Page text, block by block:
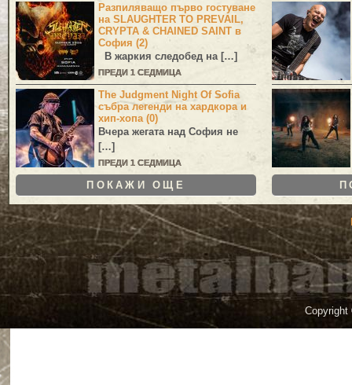
Разпиляващо първо гостуване
на SLAUGHTER TO PREVAIL,
CRYPTA & CHAINED SAINT в
София (2)
В жаркия следобед на […]
ПРЕДИ 1 СЕДМИЦА
The Judgment Night Of Sofia
събра легенди на хардкора и
хип-хопа (0)
Вчера жегата над София не
[…]
ПРЕДИ 1 СЕДМИЦА
ПОКАЖИ ОЩЕ